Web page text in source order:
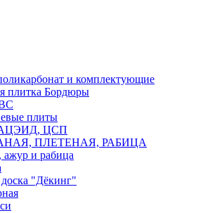
и комплектующие
плитка Бордюры
плиты
ЦСП
ПЛЕТЕНАЯ, РАБИЦА
ажур и рабица
доска "Дёкинг"